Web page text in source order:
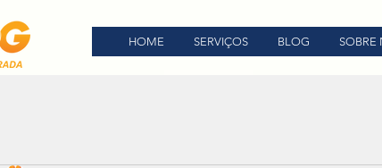
HOME SERVIÇOS BLOG SOBRE